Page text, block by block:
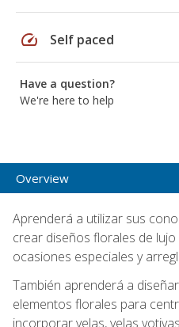
speed Self paced
Have a question?
We're here to help
Overview
Aprenderá a utilizar sus
crear diseños florales de
ocasiones especiales y
También aprenderá a
elementos florales para
incorporar velas, velas